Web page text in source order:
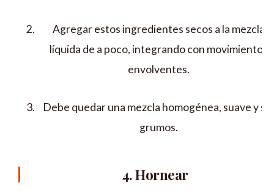
Agregar estos ingredientes secos a la mezcla
líquida de a poco, integrando con movimientos
envolventes.
Debe quedar una mezcla homogénea, suave y sin
grumos.
4. Hornear